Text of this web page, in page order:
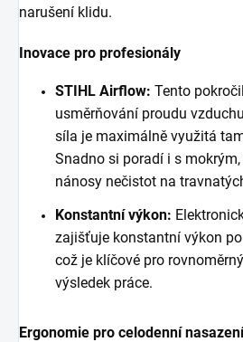
narušení klidu.
Inovace pro profesionály
STIHL Airflow: Tento
usměrňování proudu
síla je maximálně využitá
Snadno si poradí i s
nánosy nečistot na
Konstantní výkon:
zajišťuje konstantní výkon
což je klíčové pro
výsledek práce.
Ergonomie pro celodenní nasazení